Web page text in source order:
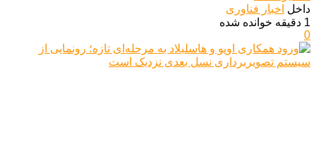
داخل اخبار فناوری
1 دقیقه خوانده شده
0